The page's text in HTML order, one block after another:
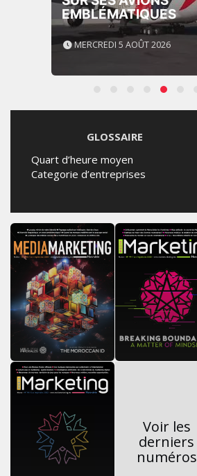
EMBLÉMATIQUES
MERCREDI 5 AOÛT 2026
GLOSSAIRE
Quart d’heure moyen
Categorie d’entreprises
Voir les
derniers
numéros